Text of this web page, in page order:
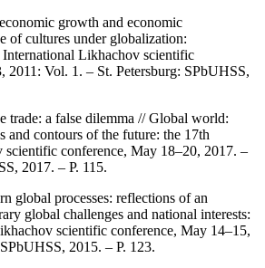
growth and economic
of cultures under globalization:
International Likhachov scientific
2011: Vol. 1. – St. Petersburg: SPbUHSS,
trade: a false dilemma // Global world:
and contours of the future: the 17th
conference, May 18–20, 2017. –
2017. – P. 115.
global processes: reflections of an
global challenges and national interests:
scientific conference, May 14–15,
2015. – P. 123.